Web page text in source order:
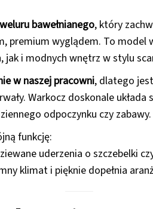
weluru bawełnianego, który
premium wyglądem. To model
jak i modnych wnętrz w stylu
w naszej pracowni, dlatego
Warkocz doskonale układa
odpoczynku czy zabawy.
funkcję:
uderzenia o szczebelki
klimat i pięknie dopełnia